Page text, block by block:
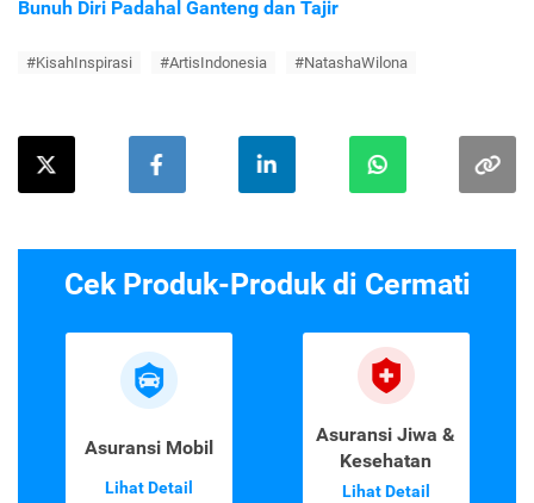
Bunuh Diri Padahal Ganteng dan Tajir
#KisahInspirasi #ArtisIndonesia #NatashaWilona
Cek Produk-Produk di Cermati
Asuransi Mobil
Lihat Detail
Asuransi Jiwa &
Kesehatan
Lihat Detail